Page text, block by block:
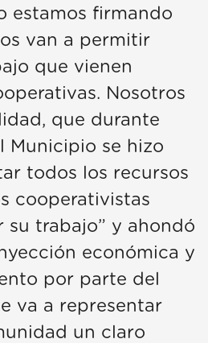
estamos firmando
van a permitir
que vienen
Nosotros
que durante
Municipio se hizo
todos los recursos
cooperativistas
su trabajo” y ahondó
económica y
por parte del
va a representar
un claro